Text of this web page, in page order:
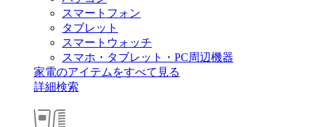
スマートフォン
タブレット
スマートウォッチ
スマホ・タブレット・PC周辺機器
家電のアイテムをすべて見る
詳細検索